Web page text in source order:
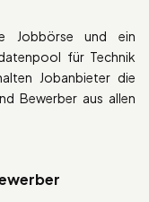
Jobbörse und ein
für Technik
Jobanbieter die
Bewerber aus allen